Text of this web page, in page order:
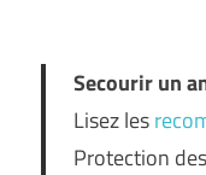
Secourir un
Lisez les
Protection